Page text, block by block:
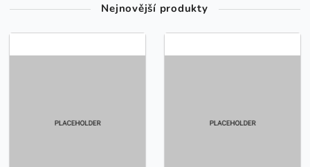
Nejnovější produkty